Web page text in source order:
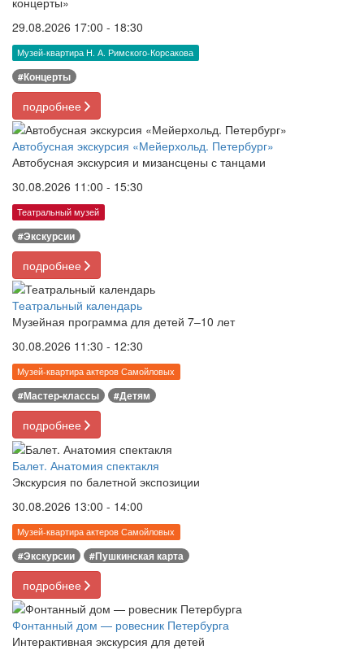
29.08.2026 17:00 - 18:30
Музей-квартира Н. А. Римского-Корсакова
#Концерты
подробнее
Автобусная экскурсия «Мейерхольд. Петербург»
Автобусная экскурсия и мизансцены с танцами
30.08.2026 11:00 - 15:30
Театральный музей
#Экскурсии
подробнее
Театральный календарь
Музейная программа для детей 7–10 лет
30.08.2026 11:30 - 12:30
Музей-квартира актеров Самойловых
#Мастер-классы #Детям
подробнее
Балет. Анатомия спектакля
Экскурсия по балетной экспозиции
30.08.2026 13:00 - 14:00
Музей-квартира актеров Самойловых
#Экскурсии #Пушкинская карта
подробнее
Фонтанный дом — ровесник Петербурга
Интерактивная экскурсия для детей